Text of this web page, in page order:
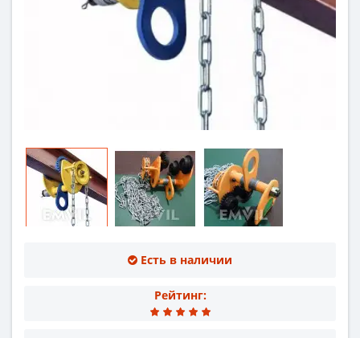
Есть в наличии
Рейтинг: